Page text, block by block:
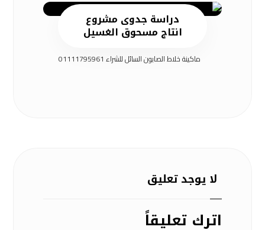
دراسة جدوى مشروع
انتاج مسحوق الغسيل
ماكينة خلاط الصابون السائل للشراء 01111795961
لا يوجد تعليق
اترك تعليقاً